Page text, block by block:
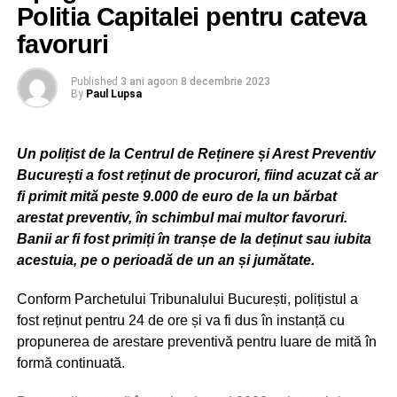
Romgaz.
acceptat să învestească suma de 1.250 lei, motiv pentru
care i-a comunicat acelei persoane, telefonic, datele
identitate.
În continuare, după ce i-a fost retrasă suma de 1.250 din
contul bancar, persoana vătămată a fost contactată
telefonic, de către o altă persoană, ce s-a recomandat a fi
din partea aceleiași societății energetice, aceasta
solicitându-i bărbatului depunerea a încă 2.500 lei la un
ATM de monede virtuale, pentru a putea retrage câștigul
inițial. Bărbatul din Vadu Moldovei s-a deplasat în
municipiul Suceava și a depus la ATM suma de 2.500 lei.
ADVERTISEMENT
Politia Capitalei pentru cateva
favoruri
Published 3 ani agoon 8 decembrie 2023
By Paul Lupsa
Un polițist de la Centrul de Reținere și Arest Preventiv
București a fost reținut de procurori, fiind acuzat că ar
fi primit mită peste 9.000 de euro de la un bărbat
arestat preventiv, în schimbul mai multor favoruri.
Banii ar fi fost primiți în tranșe de la deținut sau iubita
acestuia, pe o perioadă de un an și jumătate.
Conform Parchetului Tribunalului București, polițistul a
fost reținut pentru 24 de ore și va fi dus în instanță cu
propunerea de arestare preventivă pentru luare de mită în
formă continuată.